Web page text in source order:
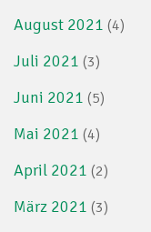
August 2021 (4)
Juli 2021 (3)
Juni 2021 (5)
Mai 2021 (4)
April 2021 (2)
März 2021 (3)